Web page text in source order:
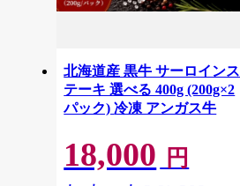
北海道産 黒牛 サーロインス
テーキ 選べる 400g (200g×2
パック) 冷凍 アンガス牛
18,000 円